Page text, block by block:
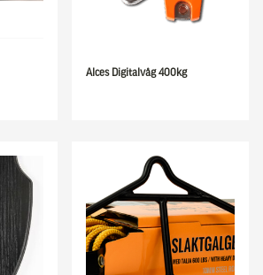
Alces Digitalvåg 400kg